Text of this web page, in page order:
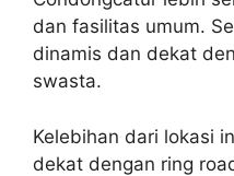
dan fasilitas umum.
dinamis dan dekat
swasta.
Kelebihan dari lokasi
dekat dengan ring